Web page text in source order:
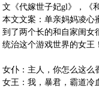
文《代嫁世子妃gl》，《
本文文案：单亲妈妈凌心
到了两个长的和自家闺女
统治这个游戏世界的女王！
女仆：主人，你怎么这么
女王：我，暴君，霸道冷